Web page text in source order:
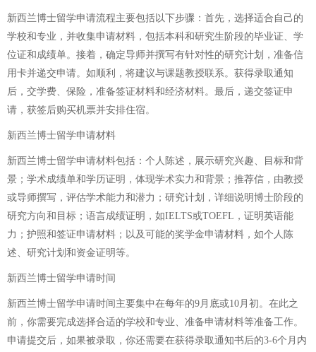
新西兰博士留学申请流程主要包括以下步骤：首先，选择适合自己的
学校和专业，并收集申请材料，包括本科和研究生阶段的毕业证、学
位证和成绩单。接着，确定导师并撰写有针对性的研究计划，准备信
用卡并递交申请。如顺利，将建议与课题教授联系。获得录取通知
后，交学费、保险，准备签证材料和经济材料。最后，递交签证申
请，获签后购买机票并安排住宿。
新西兰博士留学申请材料
新西兰博士留学申请材料包括：个人陈述，展示研究兴趣、目标和背
景；学术成绩单和学历证明，体现学术实力和背景；推荐信，由教授
或导师撰写，评估学术能力和潜力；研究计划，详细说明博士阶段的
研究方向和目标；语言成绩证明，如IELTS或TOEFL，证明英语能
力；护照和签证申请材料；以及可能的奖学金申请材料，如个人陈
述、研究计划和资金证明等。
新西兰博士留学申请时间
新西兰博士留学申请时间主要集中在每年的9月底或10月初。在此之
前，你需要完成选择合适的学校和专业、准备申请材料等准备工作。
申请提交后，如果被录取，你还需要在获得录取通知书后的3-6个月内